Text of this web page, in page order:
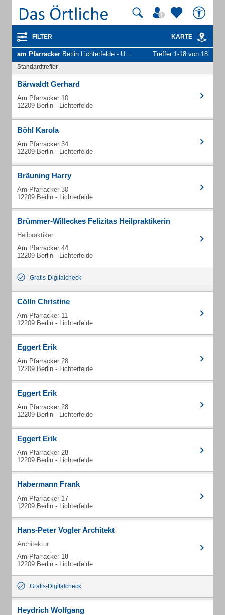
FILTER KARTE
am Pfarracker Berlin Lichterfelde - Unternehmen und Personen Treffer 1-18 von 18
Standardtreffer
Bärwaldt Gerhard
Am Pfarracker 10
12209 Berlin - Lichterfelde
Böhl Karola
Am Pfarracker 34
12209 Berlin - Lichterfelde
Bräuning Harry
Am Pfarracker 30
12209 Berlin - Lichterfelde
Brümmer-Willeckes Felizitas Heilpraktikerin
Heilpraktiker
Am Pfarracker 44
12209 Berlin - Lichterfelde
Gratis-Digitalcheck
Cölln Christine
Am Pfarracker 11
12209 Berlin - Lichterfelde
Eggert Erik
Am Pfarracker 28
12209 Berlin - Lichterfelde
Eggert Erik
Am Pfarracker 28
12209 Berlin - Lichterfelde
Eggert Erik
Am Pfarracker 28
12209 Berlin - Lichterfelde
Habermann Frank
Am Pfarracker 17
12209 Berlin - Lichterfelde
Hans-Peter Vogler Architekt
Architektur
Am Pfarracker 18
12209 Berlin - Lichterfelde
Gratis-Digitalcheck
Heydrich Wolfgang